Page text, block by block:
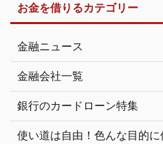
お金を借りるカテゴリー
金融ニュース
金融会社一覧
銀行のカードローン特集
使い道は自由！色んな目的